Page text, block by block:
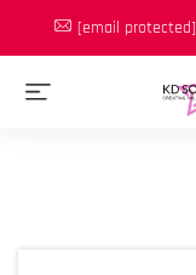
[email protected]